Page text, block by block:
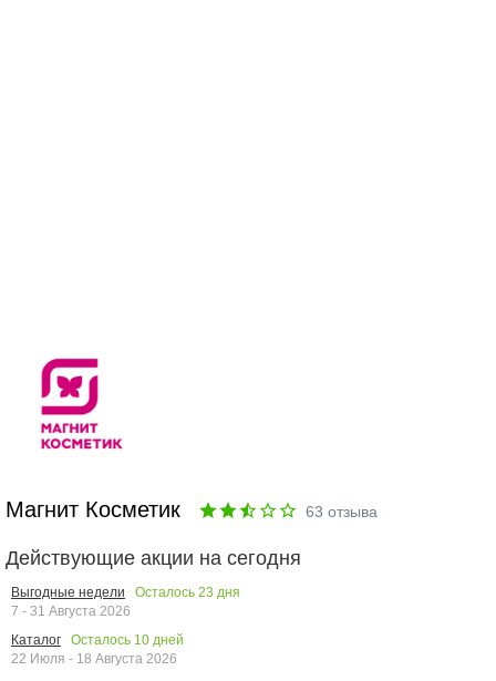
Магнит Косметик 63 отзыва
Действующие акции на сегодня
Выгодные недели Осталось 23 дня
7 - 31 Августа 2026
Каталог
Осталось 10 дней
22 Июля - 18 Августа 2026